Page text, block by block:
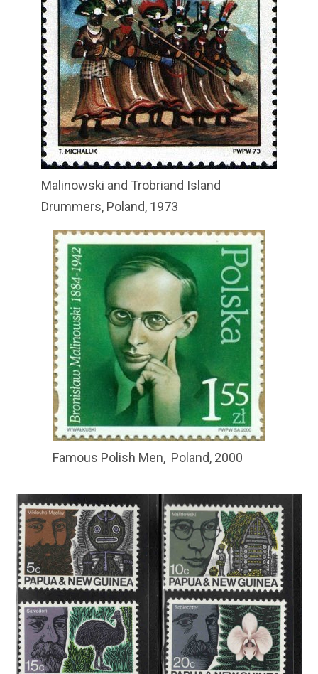
Malinowski and Trobriand Island
Drummers, Poland, 1973
Famous Polish Men, Poland, 2000